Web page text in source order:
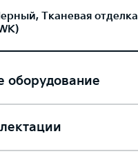
Тканевая отделка
оборудование